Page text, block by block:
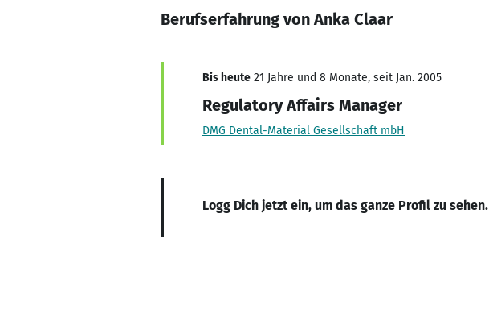
Berufserfahrung von Anka Claar
Bis heute 21 Jahre und 8 Monate, seit Jan. 2005
Regulatory Affairs Manager
DMG Dental-Material Gesellschaft mbH
Logg Dich jetzt ein, um das ganze Profil zu sehen.